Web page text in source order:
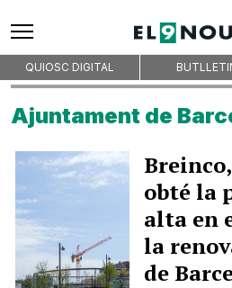
QUIOSC DIGITAL
Ajuntament de
obté la
alta en
la
de